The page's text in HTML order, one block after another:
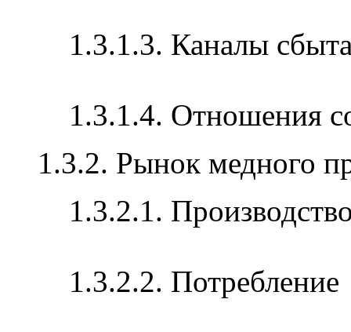
1.3.1.3. Каналы
1.3.1.4. Отношения
1.3.2. Рынок медного
1.3.2.1.
1.3.2.2. Потребление